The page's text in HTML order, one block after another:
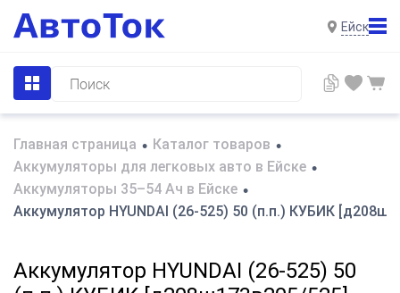
Ейск
Главная страница • Каталог товаров •
Аккумуляторы для легковых авто в Ейске •
Аккумуляторы 35–54 Ач в Ейске •
Аккумулятор HYUNDAI (26-525) 50 (п.п.) КУБИК
Аккумулятор HYUNDAI (26-525) 50